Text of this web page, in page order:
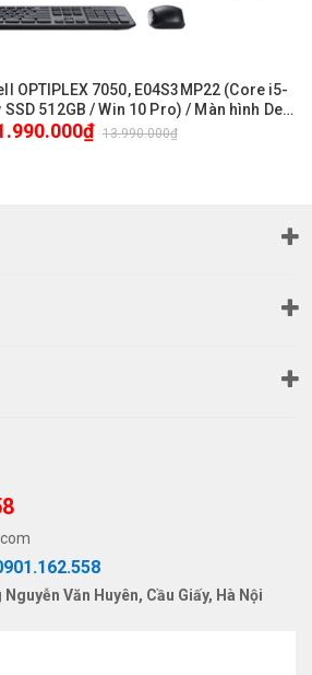
OPTIPLEX 7050, E04S3MP22 (Core i5-
SSD 512GB / Win 10 Pro) / Màn hình Dell
P2219H / Chuột phím Dell
13.990.000₫
Văn Huyên, Cầu Giấy, Hà Nội